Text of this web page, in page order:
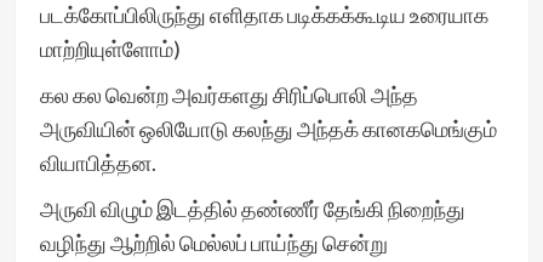
படக்கோப்பிலிருந்து எளிதாக படிக்கக்கூடிய உரையாக
மாற்றியுள்ளோம்)
கல கல வென்ற அவர்களது சிரிப்பொலி அந்த
அருவியின் ஒலியோடு கலந்து அந்தக் கானகமெங்கும்
வியாபித்தன.
அருவி விழும் இடத்தில் தண்ணீர் தேங்கி நிறைந்து
வழிந்து ஆற்றில் மெல்லப் பாய்ந்து சென்று